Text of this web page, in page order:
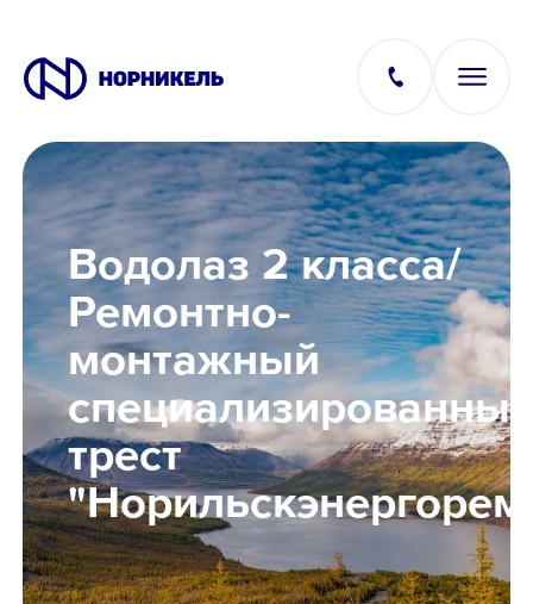
Вакансии
Производство
Офис
IT
Студентам
Школьникам
Водолаз 2 класса/
Ремонтно-
монтажный
трест